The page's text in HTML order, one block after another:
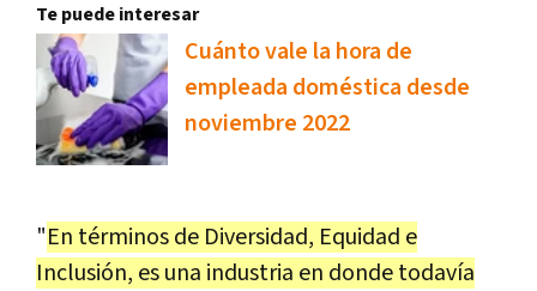
Te puede interesar
Cuánto vale la hora de
empleada doméstica desde
noviembre 2022
"En términos de Diversidad, Equidad e
Inclusión, es una industria en donde todavía